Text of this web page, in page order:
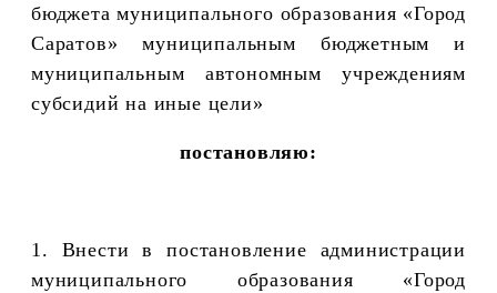
бюджета муниципального образования «Город
Саратов» муниципальным бюджетным и
муниципальным автономным учреждениям
субсидий на иные цели»
постановляю:
1. Внести в постановление администрации
муниципального образования «Город